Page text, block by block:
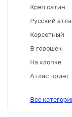
Креп сатин
Русский
Корсетный
В горошек
На хлопке
Атлас принт
Все